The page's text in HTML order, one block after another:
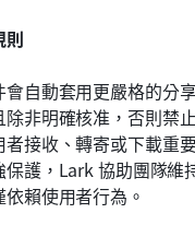
則
會自動套用更嚴格的
非明確核准，否則禁
接收、轉寄或下載重
護，Lark 協助團隊維
賴使用者行為。